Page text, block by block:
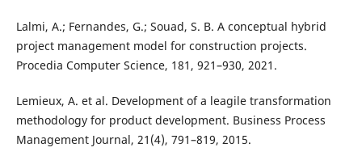
Lalmi, A.; Fernandes, G.; Souad, S. B. A conceptual hybrid
project management model for construction projects.
Procedia Computer Science, 181, 921–930, 2021.
Lemieux, A. et al. Development of a leagile transformation
methodology for product development. Business Process
Management Journal, 21(4), 791–819, 2015.